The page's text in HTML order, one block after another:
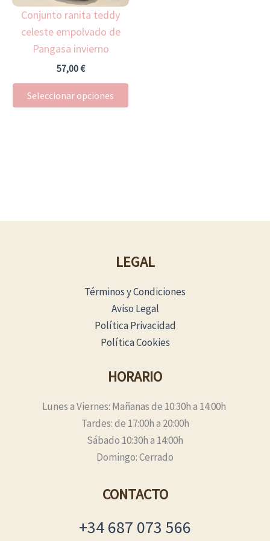
Conjunto ranita teddy
celeste empolvado de
Pangasa invierno
57,00€
Seleccionar opciones
la
LEGAL
Términos y Condiciones
Aviso Legal
Política Privacidad
Política Cookies
HORARIO
Lunes a Viernes: Mañanas de 10:30h a 14:00h
Tardes: de 17:00h a 20:00h
Sábado 10:30h a 14:00h
Domingo: Cerrado
CONTACTO
+34 687 073 566